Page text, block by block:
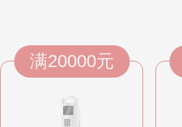
满20000元